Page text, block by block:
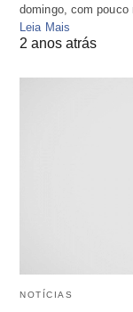
domingo, com
Leia Mais
2 anos atrás
NOTÍCIAS